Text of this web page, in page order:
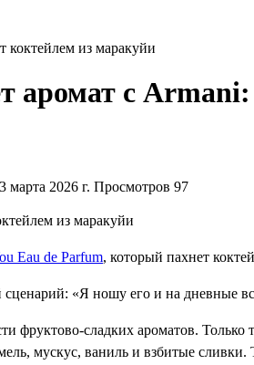
коктейлем из маракуйи
аромат с
марта 2026 г. Просмотров 97
Eau de Parfum, который пахнет
«Я ношу его и на дневные
сладких ароматов.
мускус, ваниль и взбитые